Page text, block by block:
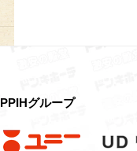
PPIHグループ